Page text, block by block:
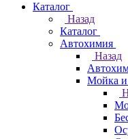
Каталог
Назад
Каталог
Автохимия
Назад
Мойка и